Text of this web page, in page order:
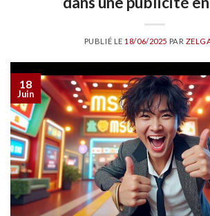
PUBLIÉ LE 18/06/2025 PAR
18
Juin